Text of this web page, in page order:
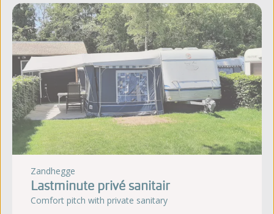
Zandhegge
Lastminute privé sanitair
Comfort pitch with private sanitary